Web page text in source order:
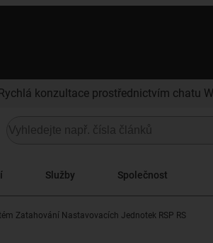
konzultace prostřednictvím chatu
Služby Společnost
Zatahování Nastavovacích Jednotek RSP RS